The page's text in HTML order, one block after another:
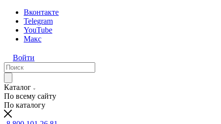
Вконтакте
Telegram
YouTube
Макс
Войти
Каталог
По всему сайту
По каталогу